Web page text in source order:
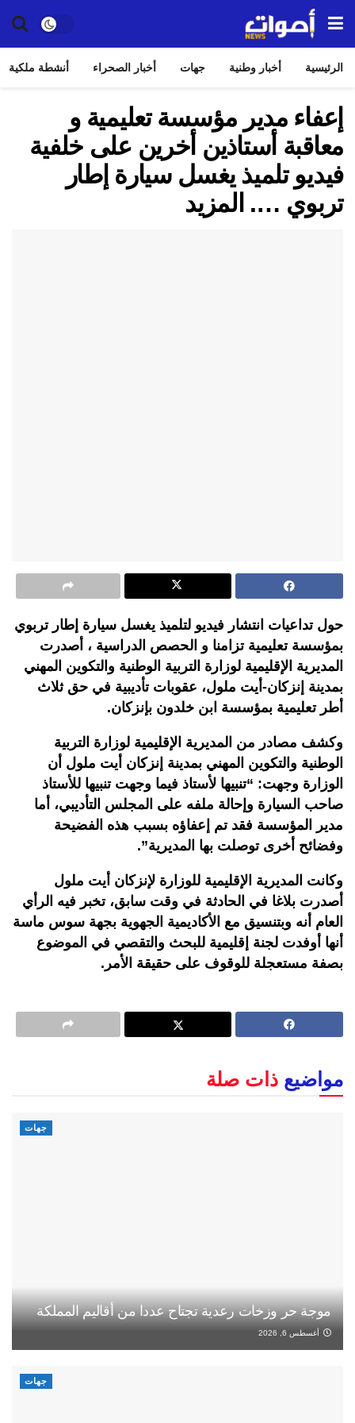
الرئيسية أخبار وطنية جهات أخبار الصحراء أنشطة ملكية
إعفاء مدير مؤسسة تعليمية و
معاقبة أستاذين أخرين على خلفية
فيديو تلميذ يغسل سيارة إطار
تربوي …. المزيد
حول تداعيات انتشار فيديو لتلميذ يغسل سيارة إطار تربوي
بمؤسسة تعليمية تزامنا و الحصص الدراسية ، أصدرت
المديرية الإقليمية لوزارة التربية الوطنية والتكوين المهني
بمدينة إنزكان-أيت ملول، عقوبات تأديبية في حق ثلاث
أطر تعليمية بمؤسسة ابن خلدون بإنزكان.
وكشف مصادر من المديرية الإقليمية لوزارة التربية
الوطنية والتكوين المهني بمدينة إنزكان أيت ملول أن
الوزارة وجهت: “تنبيها لأستاذ فيما وجهت تنبيها للأستاذ
صاحب السيارة وإحالة ملفه على المجلس التأديبي، أما
مدير المؤسسة فقد تم إعفاؤه بسبب هذه الفضيحة
وفضائح أخرى توصلت بها المديرية”.
وكانت المديرية الإقليمية للوزارة لإنزكان أيت ملول
أصدرت بلاغا في الحادثة في وقت سابق، تخبر فيه الرأي
العام أنه وبتنسيق مع الأكاديمية الجهوية بجهة سوس ماسة
أنها أوفدت لجنة إقليمية للبحث والتقصي في الموضوع
بصفة مستعجلة للوقوف على حقيقة الأمر.
مواضيع ذات صلة
جهات
موجة حر وزخات رعدية تجتاح عددا من أقاليم المملكة
أغسطس 6, 2026
جهات